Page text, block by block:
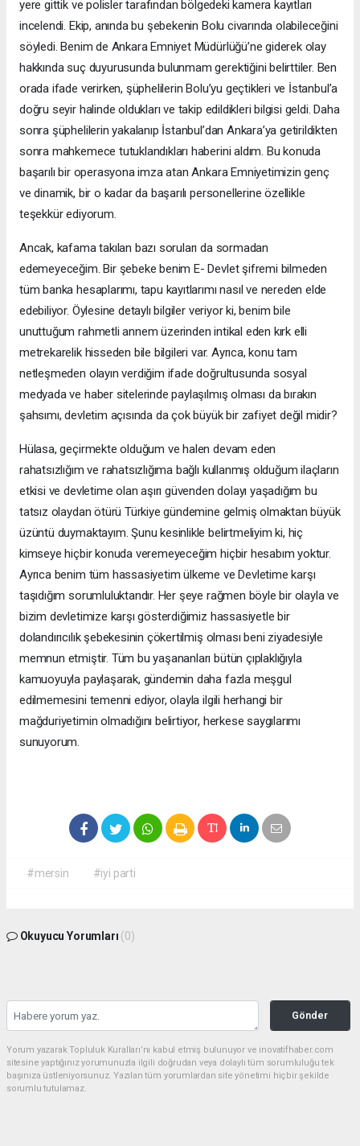
yere gittik ve polisler tarafından bölgedeki kamera kayıtları
incelendi. Ekip, anında bu şebekenin Bolu civarında olabileceğini
söyledi. Benim de Ankara Emniyet Müdürlüğü’ne giderek olay
hakkında suç duyurusunda bulunmam gerektiğini belirttiler. Ben
orada ifade verirken, şüphelilerin Bolu’yu geçtikleri ve İstanbul’a
doğru seyir halinde oldukları ve takip edildikleri bilgisi geldi. Daha
sonra şüphelilerin yakalanıp İstanbul’dan Ankara’ya getirildikten
sonra mahkemece tutuklandıkları haberini aldım. Bu konuda
başarılı bir operasyona imza atan Ankara Emniyetimizin genç
ve dinamik, bir o kadar da başarılı personellerine özellikle
teşekkür ediyorum.
Ancak, kafama takılan bazı soruları da sormadan
edemeyeceğim. Bir şebeke benim E- Devlet şifremi bilmeden
tüm banka hesaplarımı, tapu kayıtlarımı nasıl ve nereden elde
edebiliyor. Öylesine detaylı bilgiler veriyor ki, benim bile
unuttuğum rahmetli annem üzerinden intikal eden kırk elli
metrekarelik hisseden bile bilgileri var. Ayrıca, konu tam
netleşmeden olayın verdiğim ifade doğrultusunda sosyal
medyada ve haber sitelerinde paylaşılmış olması da bırakın
şahsımı, devletim açısında da çok büyük bir zafiyet değil midir?
Hülasa, geçirmekte olduğum ve halen devam eden
rahatsızlığım ve rahatsızlığıma bağlı kullanmış olduğum ilaçların
etkisi ve devletime olan aşırı güvenden dolayı yaşadığım bu
tatsız olaydan ötürü Türkiye gündemine gelmiş olmaktan büyük
üzüntü duymaktayım. Şunu kesinlikle belirtmeliyim ki, hiç
kimseye hiçbir konuda veremeyeceğim hiçbir hesabım yoktur.
Ayrıca benim tüm hassasiyetim ülkeme ve Devletime karşı
taşıdığım sorumluluktandır. Her şeye rağmen böyle bir olayla ve
bizim devletimize karşı gösterdiğimiz hassasiyetle bir
dolandırıcılık şebekesinin çökertilmiş olması beni ziyadesiyle
memnun etmiştir. Tüm bu yaşananları bütün çıplaklığıyla
kamuoyuyla paylaşarak, gündemin daha fazla meşgul
edilmemesini temenni ediyor, olayla ilgili herhangi bir
mağduriyetimin olmadığını belirtiyor, herkese saygılarımı
sunuyorum.
#mersin #iyi parti
Okuyucu Yorumları (0)
Gönder
Yorum yazarak Topluluk Kuralları’nı kabul etmiş bulunuyor ve inovatifhaber.com
sitesine yaptığınız yorumunuzla ilgili doğrudan veya dolaylı tüm sorumluluğu tek
başınıza üstleniyorsunuz. Yazılan tüm yorumlardan site yönetimi hiçbir şekilde
sorumlu tutulamaz.